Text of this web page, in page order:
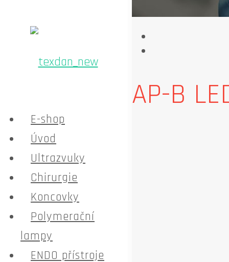
E-shop
Úvod
Ultrazvuky
Chirurgie
Koncovky
Polymerační
lampy
ENDO přístroje
AP-B